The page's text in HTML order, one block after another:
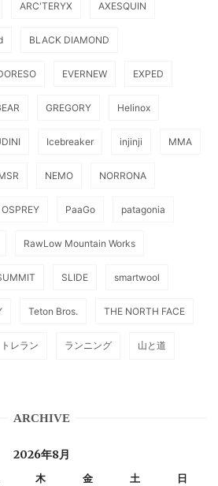
ARC'TERYX AXESQUIN
BLACK DIAMOND
EVERNEW EXPED
GREGORY Helinox
Icebreaker injinji MMA
NEMO NORRONA
OSPREY PaaGo patagonia
RawLow Mountain Works
SLIDE smartwool
Teton Bros. THE NORTH FACE
トレラン ランニング 山と道
ARCHIVE
2026年8月
木 金 土 日